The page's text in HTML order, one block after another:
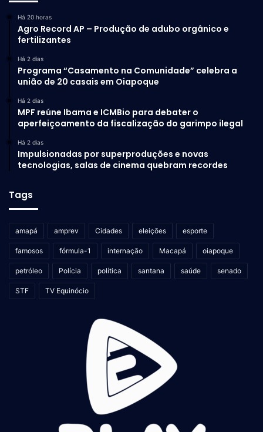
Há 20 horas
Agro Record AP – Produção de adubo orgânico e
fertilizantes
Há 2 dias
Programa “Casamento na Comunidade” celebra a
união de 20 casais em Oiapoque
Há 2 dias
MPF reúne Ibama e ICMBio para debater o
aperfeiçoamento da fiscalização do garimpo ilegal
Há 2 dias
Impulsionadas por superproduções e novas
tecnologias, salas de cinema quebram recordes
Tags
amapá amprev Cidades eleições esporte
famosos fórmula-1 internação Macapá oiapoque
petróleo Polícia política santana saúde senado
STF TV Equinócio